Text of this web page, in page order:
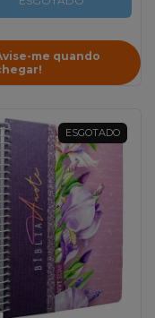
me quando
ESGOTADO